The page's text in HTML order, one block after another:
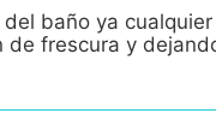
baño ya cualquier
de frescura y